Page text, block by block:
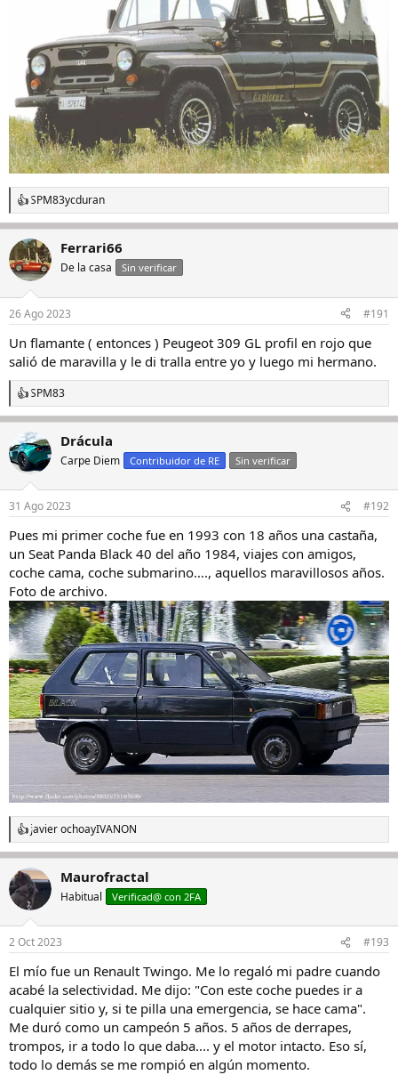
R
e
c
c
i
e
:
SPM83ycduran
Ferrari66
De la casa Sin verificar
26 Ago 2023 #191
Un flamante ( entonces ) Peugeot 309 GL profil en rojo que
salió de maravilla y le di tralla entre yo y luego mi hermano.
R
e
a
c
c
i
n
e
:
SPM83
Drácula
Carpe Diem Contribuidor de RE Sin verificar
31 Ago 2023 #192
Pues mi primer coche fue en 1993 con 18 años una castaña,
un Seat Panda Black 40 del año 1984, viajes con amigos,
coche cama, coche submarino…., aquellos maravillosos años.
Foto de archivo.
R
e
a
c
c
i
e
:
javier ochoayIVANON
Maurofractal
Habitual Verificad@ con 2FA
2 Oct 2023 #193
El mío fue un Renault Twingo. Me lo regaló mi padre cuando
acabé la selectividad. Me dijo: "Con este coche puedes ir a
cualquier sitio y, si te pilla una emergencia, se hace cama".
Me duró como un campeón 5 años. 5 años de derrapes,
trompos, ir a todo lo que daba.... y el motor intacto. Eso sí,
todo lo demás se me rompió en algún momento.